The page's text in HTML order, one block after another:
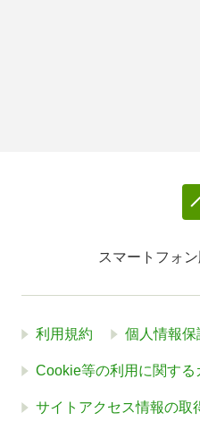
スマートフォン
利用規約 個人情報
Cookie等の利用に関する
サイトアクセス情報の取